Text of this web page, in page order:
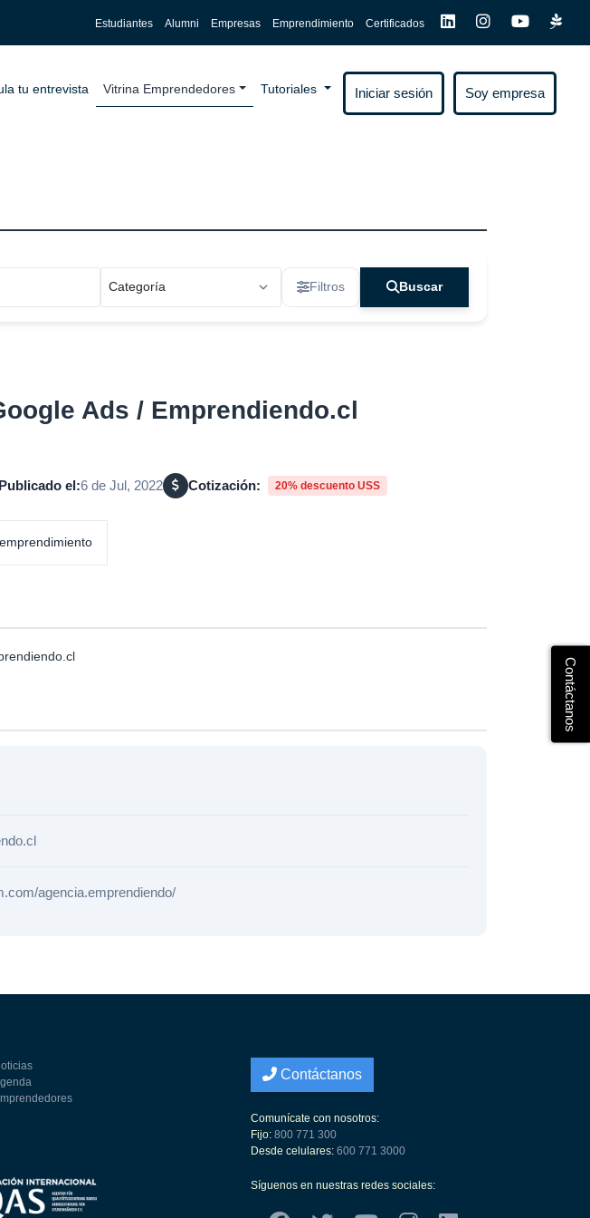
Estudiantes Alumni Empresas Emprendimiento Certificados
tu entrevista Vitrina Emprendedores Tutoriales Iniciar sesión Soy empresa
Filtros Buscar
Ads / Emprendiendo.cl
Publicado el:6 de Jul, 2022 Cotización: 20% descuento USS
agencia.emprendiendo/
Contáctanos
Comunícate con nosotros:
Fijo: 800 771 300
Desde celulares: 600 771 3000
Síguenos en nuestras redes sociales:
Contáctanos